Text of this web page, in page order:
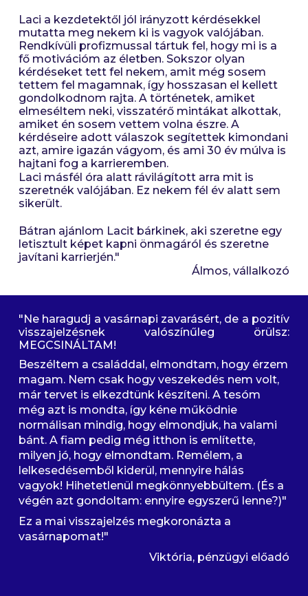
Laci a kezdetektől jól irányzott kérdésekkel
mutatta meg nekem ki is vagyok valójában.
Rendkívüli profizmussal tártuk fel, hogy mi is a
fő motivációm az életben. Sokszor olyan
kérdéseket tett fel nekem, amit még sosem
tettem fel magamnak, így hosszasan el kellett
gondolkodnom rajta. A történetek, amiket
elmeséltem neki, visszatérő mintákat alkottak,
amiket én sosem vettem volna észre. A
kérdéseire adott válaszok segítettek kimondani
azt, amire igazán vágyom, és ami 30 év múlva is
hajtani fog a karrieremben.
Laci másfél óra alatt rávilágított arra mit is
szeretnék valójában. Ez nekem fél év alatt sem
sikerült.
Bátran ajánlom Lacit bárkinek, aki szeretne egy
letisztult képet kapni önmagáról és szeretne
javítani karrierjén."
Álmos, vállalkozó
" Ne haragudj a vasárnapi zavarásért, de a pozitív
visszajelzésnek valószínűleg örülsz:
MEGCSINÁLTAM!
Beszéltem a családdal, elmondtam, hogy érzem
magam. Nem csak hogy veszekedés nem volt,
már tervet is elkezdtünk készíteni. A tesóm
még azt is mondta, így kéne működnie
normálisan mindig, hogy elmondjuk, ha valami
bánt. A fiam pedig még itthon is említette,
milyen jó, hogy elmondtam. Remélem, a
lelkesedésemből kiderül, mennyire hálás
vagyok! Hihetetlenül megkönnyebbültem. (És a
végén azt gondoltam: ennyire egyszerű lenne?)"
Ez a mai visszajelzés megkoronázta a
vasárnapomat!"
Viktória, pénzügyi előadó